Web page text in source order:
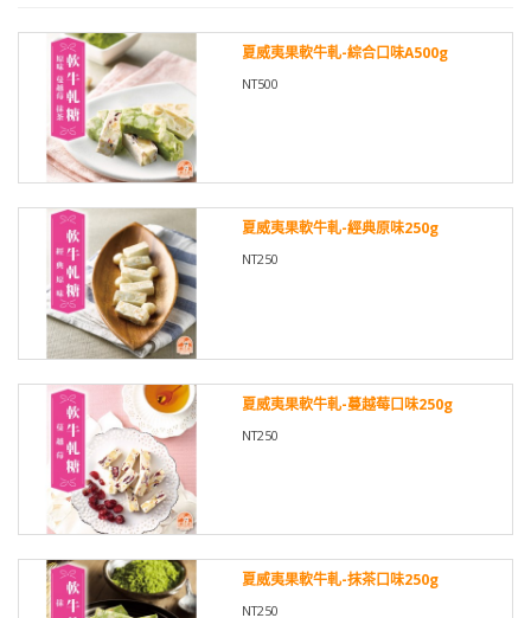
夏威夷果軟牛軋-綜合口味A500g
NT500
夏威夷果軟牛軋-經典原味250g
NT250
夏威夷果軟牛軋-蔓越莓口味250g
NT250
夏威夷果軟牛軋-抹茶口味250g
NT250